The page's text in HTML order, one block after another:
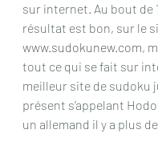
sur internet. Au bout de
résultat est bon, sur le
www.sudokunew.com,
tout ce qui se fait sur
meilleur site de sudoku
présent s’appelant
un allemand il y a plus